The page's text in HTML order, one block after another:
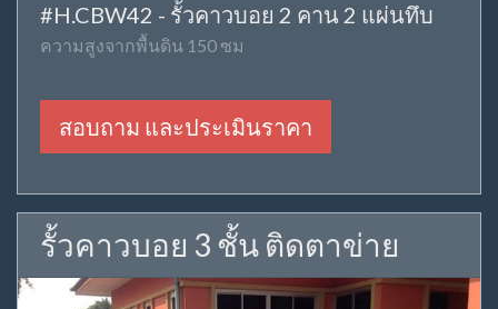
#H.CBW42 - รั้วคาวบอย 2 คาน 2 แผ่นทึบ
ความสูงจากพื้นดิน 150 ซม
สอบถาม และประเมินราคา
รั้วคาวบอย 3 ชั้น ติดตาข่าย